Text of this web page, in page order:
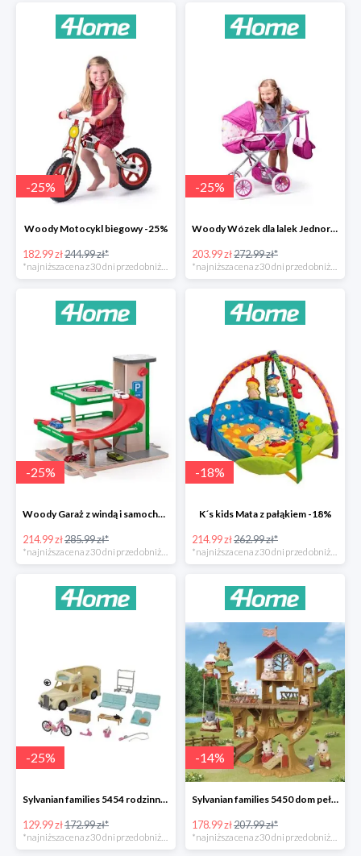
-25%
Woody Motocykl biegowy -25%
182.99 zł244.99 zł*
-25%
Woody Wózek dla lalek Jednorożec -25%
203.99 zł272.99 zł*
-25%
Woody Garaż z windą i samochodziki SIKU -25%
214.99 zł285.99 zł*
-18%
K´s kids Mata z pałąkiem -18%
214.99 zł262.99 zł*
-25%
Sylvanian families 5454 rodzinny kamper -25%
129.99 zł172.99 zł*
*najniższa cena z 30 dni przed obniżką
-14%
Sylvanian families 5450 dom pełen przygód na drzewie -14%
178.99 zł207.99 zł*
*najniższa cena z 30 dni przed obniżką